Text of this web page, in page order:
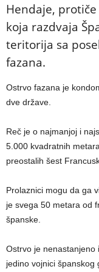
Hendaje,
koja razdvaja
teritorija sa
fazana.
Ostrvo fazana je
dve države.
Reč je o najmanjoj i
5.000 kvadratnih
preostalih šest
Prolaznici mogu da ga
je svega 50 metara od
španske.
Ostrvo je nenastanjeno
jedino vojnici španskog